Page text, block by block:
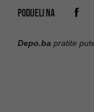
PODIJELI NA
Depo.ba pratite